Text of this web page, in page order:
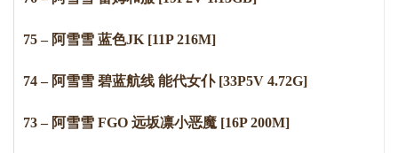
75 – 阿雪雪 蓝色JK [11P 216M]
74 – 阿雪雪 碧蓝航线 能代女仆 [33P5V 4.72G]
73 – 阿雪雪 FGO 远坂凛小恶魔 [16P 200M]